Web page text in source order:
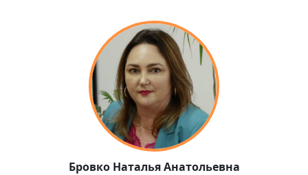
Бровко Наталья Анатольевна